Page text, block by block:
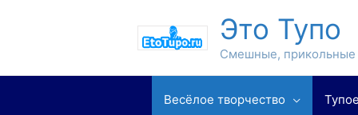
Это Тупо
Смешные, прикольные
Весёлое творчество